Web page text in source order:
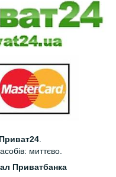
.
миттєво.
Приватбанка